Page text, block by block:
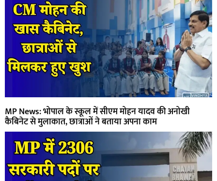
MP News: भोपाल के स्कूल में सीएम मोहन यादव की अनोखी
कैबिनेट से मुलाकात, छात्राओं ने बताया अपना काम